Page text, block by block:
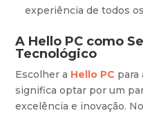
experiência de todos
A Hello PC como
Tecnológico
Escolher a Hello PC para
significa optar por um
excelência e inovação.